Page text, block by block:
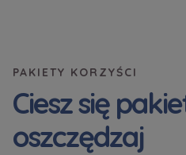
PAKIETY KORZYŚCI
Ciesz się
oszczędzaj